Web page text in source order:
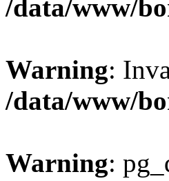
/data/www/
Warning:
/data/www/
Warning: